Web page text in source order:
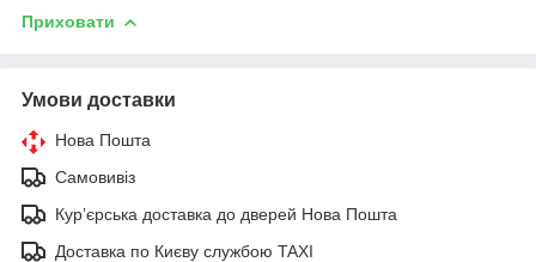
Приховати
Умови доставки
Нова Пошта
Самовивіз
Курʼєрська доставка до дверей Нова Пошта
Доставка по Києву службою TAXI